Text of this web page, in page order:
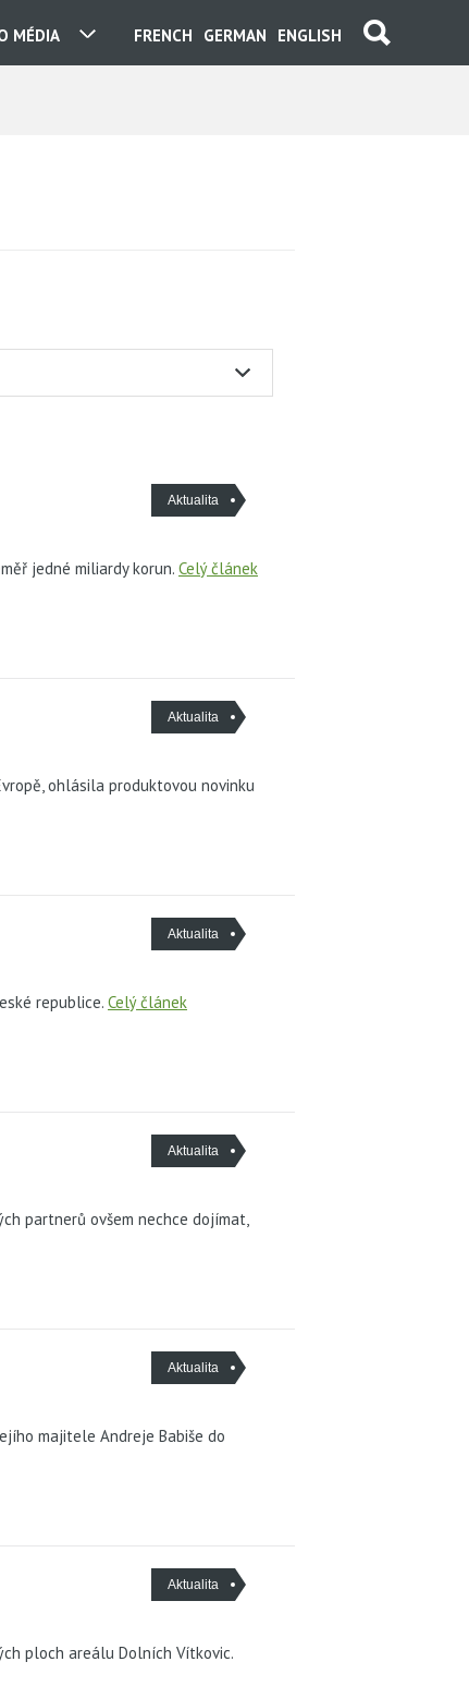
ENGLISH
GERMAN
FRENCH
MÉDIA
Aktualita
jedné miliardy korun. Celý článek
Aktualita
ohlásila produktovou novinku
Aktualita
republice. Celý článek
Aktualita
partnerů ovšem nechce dojímat,
Aktualita
majitele Andreje Babiše do
Aktualita
ploch areálu Dolních Vítkovic.